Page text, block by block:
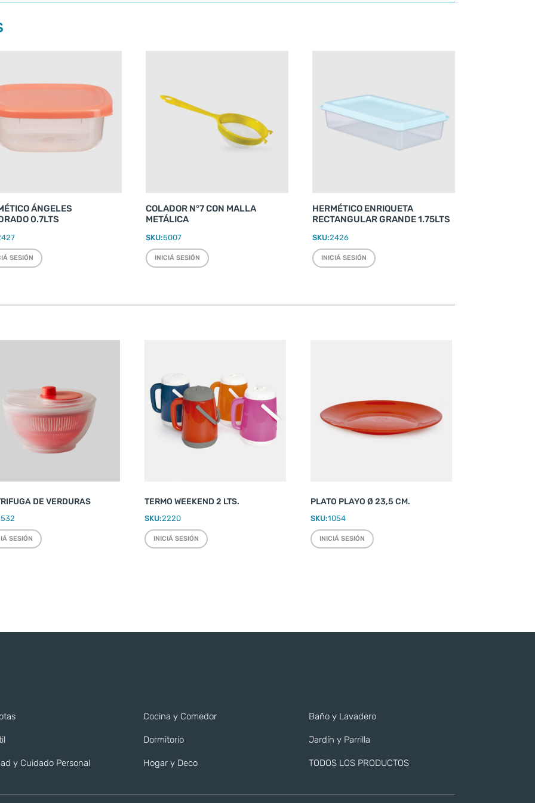
ÁNGELES
0.7LTS
SESIÓN
COLADOR N°7 CON MALLA
METÁLICA
SKU:5007
INICIÁ SESIÓN
HERMÉTICO ENRIQUETA
RECTANGULAR GRANDE 1.75LTS
SKU:2426
INICIÁ SESIÓN
DE VERDURAS
SESIÓN
TERMO WEEKEND 2 LTS.
SKU:2220
INICIÁ SESIÓN
PLATO PLAYO Ø 23,5 CM.
SKU:1054
INICIÁ SESIÓN
y Cuidado Personal
Cocina y Comedor
Dormitorio
Hogar y Deco
Baño y Lavadero
Jardín y Parrilla
TODOS LOS PRODUCTOS